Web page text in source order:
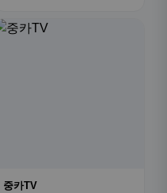
중카TV